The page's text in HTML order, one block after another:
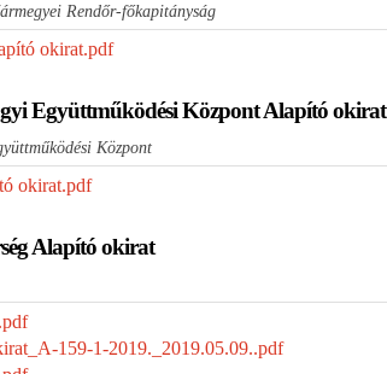
Rendőr-főkapitányság
okirat.pdf
Együttműködési Központ Alapító okirat
Központ
okirat.pdf
Alapító okirat
159-1-2019._2019.05.09..pdf